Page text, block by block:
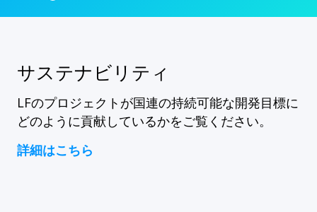
サステナビリティ
LFのプロジェクトが国連の持続可能な開発目標に
どのように貢献しているかをご覧ください。
詳細はこちら